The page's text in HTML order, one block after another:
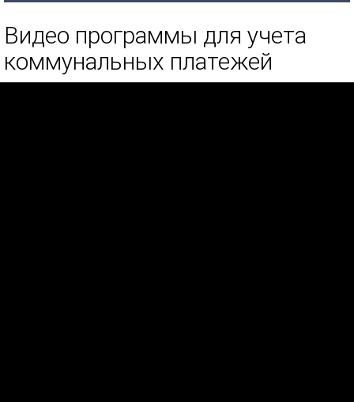
Видео программы для учета
коммунальных платежей